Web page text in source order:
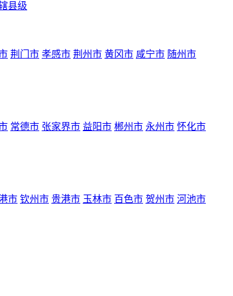
县级
荆门市 孝感市 荆州市 黄冈市 咸宁市 随州市
常德市 张家界市 益阳市 郴州市 永州市 怀化市
市 钦州市 贵港市 玉林市 百色市 贺州市 河池市